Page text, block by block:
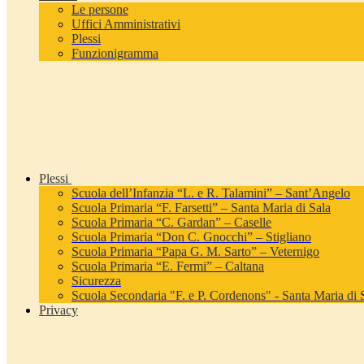
Le persone
Uffici Amministrativi
Plessi
Funzionigramma
Plessi
Scuola dell’Infanzia “L. e R. Talamini” – Sant’Angelo
Scuola Primaria “F. Farsetti” – Santa Maria di Sala
Scuola Primaria “C. Gardan” – Caselle
Scuola Primaria “Don C. Gnocchi” – Stigliano
Scuola Primaria “Papa G. M. Sarto” – Veternigo
Scuola Primaria “E. Fermi” – Caltana
Sicurezza
Scuola Secondaria "F. e P. Cordenons" - Santa Maria di
Privacy